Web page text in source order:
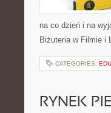
na co dzień i na
Biżuteria w Filmie i
CATEGORIES:
RYNEK